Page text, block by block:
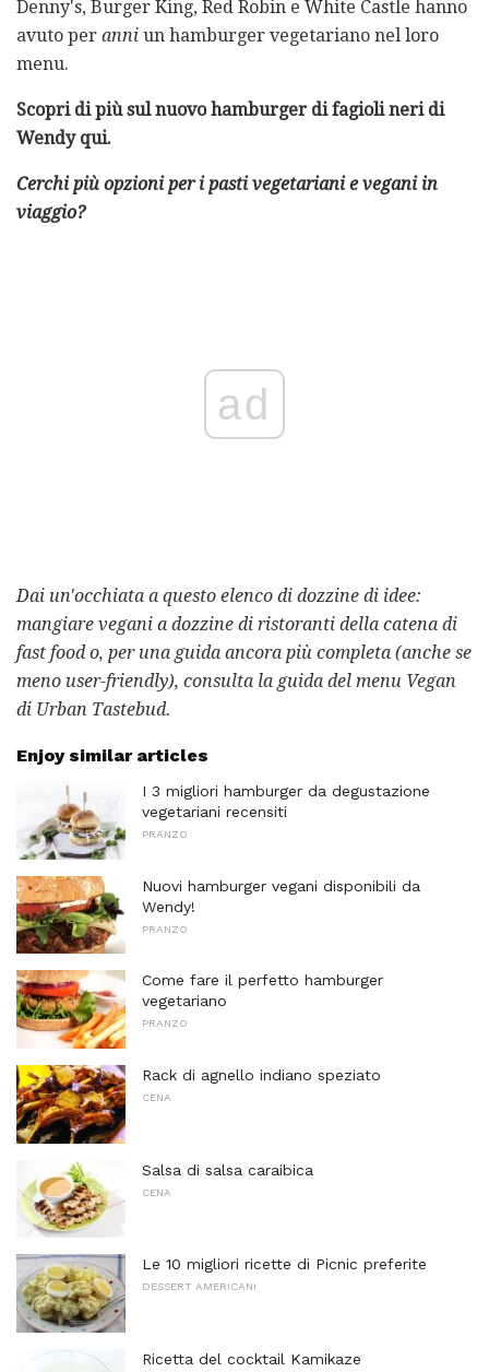
Denny's, Burger King, Red Robin e White Castle hanno
avuto per anni un hamburger vegetariano nel loro
menu.
Scopri di più sul nuovo hamburger di fagioli neri di
Wendy qui.
Cerchi più opzioni per i pasti vegetariani e vegani in
viaggio?
ad
Dai un'occhiata a questo elenco di dozzine di idee:
mangiare vegani a dozzine di ristoranti della catena di
fast food o, per una guida ancora più completa (anche se
meno user-friendly), consulta la guida del menu Vegan
di Urban Tastebud.
Enjoy similar articles
I 3 migliori hamburger da degustazione
vegetariani recensiti
PRANZO
Nuovi hamburger vegani disponibili da
Wendy!
PRANZO
Come fare il perfetto hamburger
vegetariano
PRANZO
Rack di agnello indiano speziato
CENA
Salsa di salsa caraibica
CENA
Le 10 migliori ricette di Picnic preferite
DESSERT AMERICANI
Ricetta del cocktail Kamikaze